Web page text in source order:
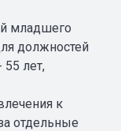
младшего
должностей
55 лет,
к
отдельные